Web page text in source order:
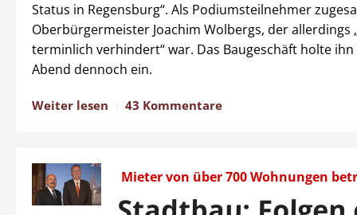
Status in Regensburg“. Als Podiumsteilnehmer
Oberbürgermeister Joachim Wolbergs, der allerdings
terminlich verhindert“ war. Das Baugeschäft holte
Abend dennoch ein.
Weiter lesen 43 Kommentare
Mieter von über 700 Wohnungen